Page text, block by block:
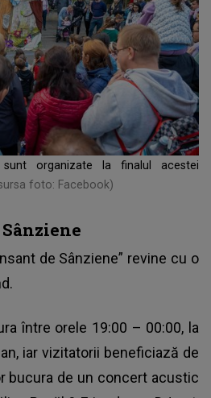
organizate la finalul acestei
foto: Facebook)
de Sânziene” revine cu o
între orele 19:00 – 00:00, la
iar vizitatorii beneficiază de
bucura de un concert acustic